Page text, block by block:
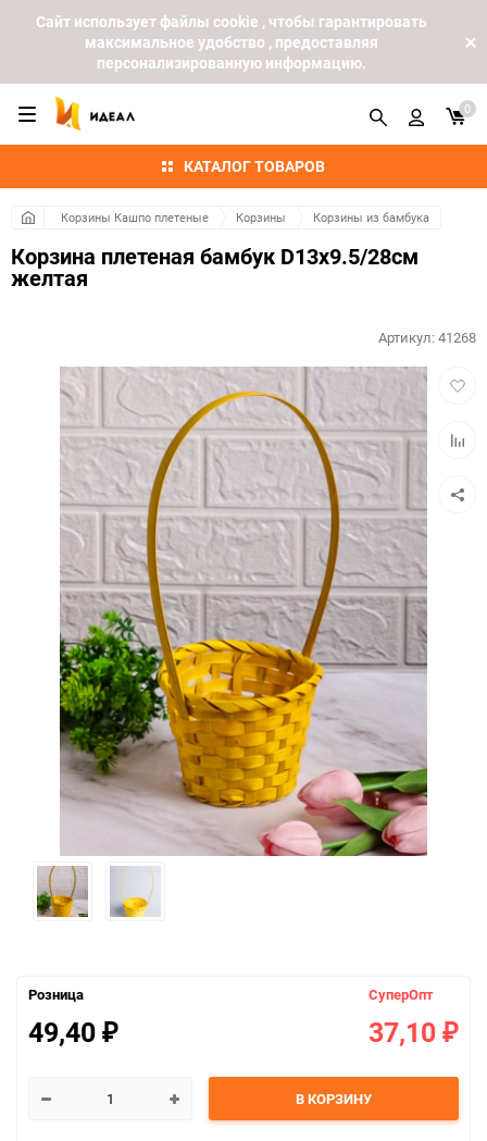
Cайт использует файлы cookie , чтобы гарантировать
максимальное удобство , предоставляя
персонализированную информацию.
КАТАЛОГ ТОВАРОВ
0
Корзины Кашпо плетеные Корзины Корзины из бамбука
Корзина плетеная бамбук D13x9.5/28см
желтая
Артикул:41268
Розница
49,40 ₽
СуперОпт
37,10 ₽
В КОРЗИНУ